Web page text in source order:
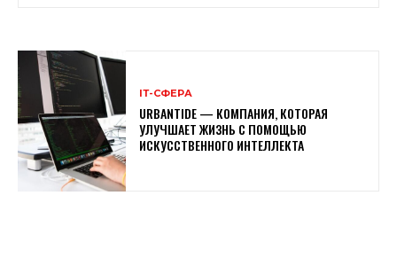
ІТ-СФЕРА
URBАNTIDE — КОМПАНИЯ, КОТОРАЯ
УЛУЧШАЕТ ЖИЗНЬ С ПОМОЩЬЮ
ИСКУССТВЕННОГО ИНТЕЛЛЕКТА